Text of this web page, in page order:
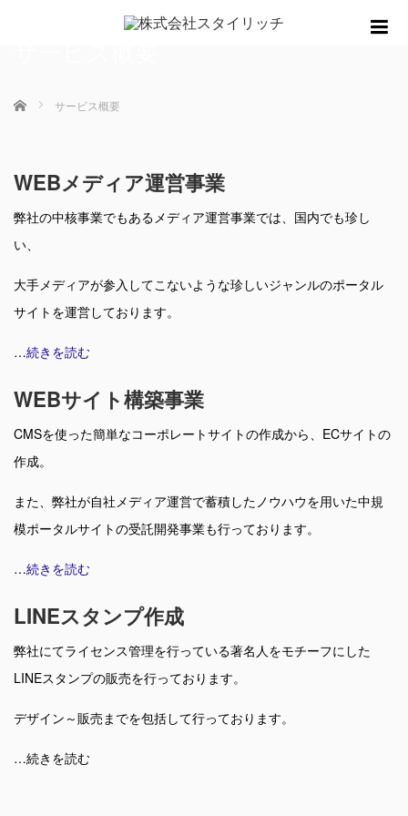
ホーム サービス概要
WEBメディア運営事業
弊社の中核事業でもあるメディア運営事業では、国内でも珍し
い、
大手メディアが参入してこないような珍しいジャンルのポータル
サイトを運営しております。
…続きを読む
WEBサイト構築事業
CMSを使った簡単なコーポレートサイトの作成から、ECサイトの
作成。
また、弊社が自社メディア運営で蓄積したノウハウを用いた中規
模ポータルサイトの受託開発事業も行っております。
…続きを読む
LINEスタンプ作成
弊社にてライセンス管理を行っている著名人をモチーフにした
LINEスタンプの販売を行っております。
デザイン～販売までを包括して行っております。
…続きを読む